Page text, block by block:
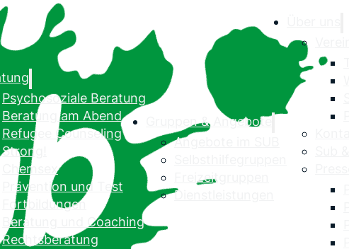
Psychosoziale Beratung
Beratung am Abend
Refugee Counseling
Strong!
Chemsex
Prävention und Test
Fortbildungen
Beratung und Coaching
Rechtsberatung
Gruppen & Angebote
Angebote im SUB
Freizeitgruppen
Dienstleistungen